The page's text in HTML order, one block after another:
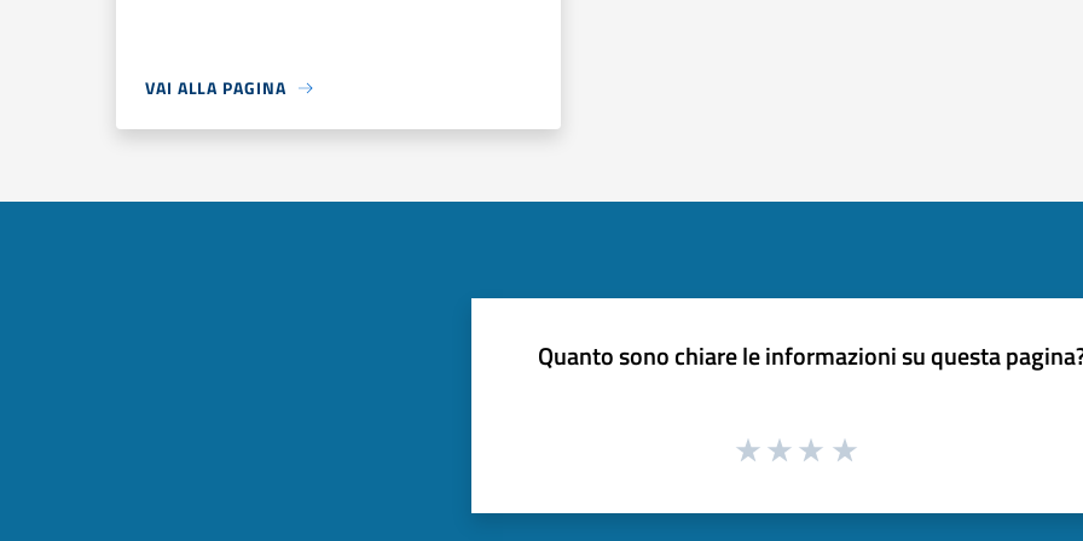
VAI ALLA PAGINA
Quanto sono chiare le informazioni su questa